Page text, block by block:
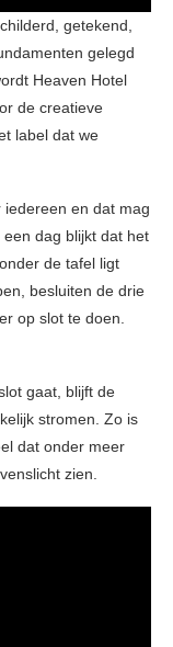
getekend,
gelegd
Heaven Hotel
de creatieve
label dat we
en dat mag
dag blijkt dat het
de tafel ligt
besluiten de drie
op slot te doen.
gaat, blijft de
stromen. Zo is
dat onder meer
zien.